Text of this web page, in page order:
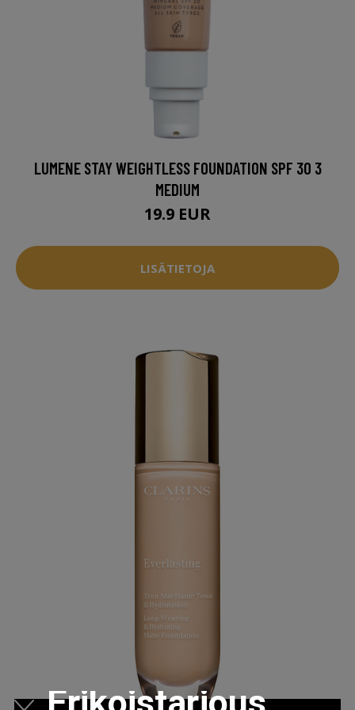
LUMENE STAY WEIGHTLESS FOUNDATION SPF 30 3
MEDIUM
19.9 EUR
LISÄTIETOJA